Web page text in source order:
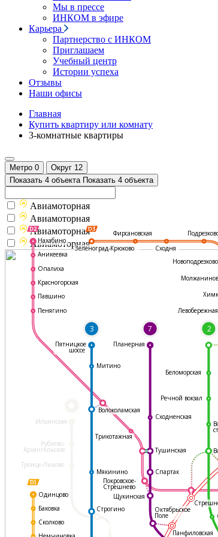
Мы в прессе
ИНКОМ в эфире
Карьера
Партнерство с ИНКОМ
Приглашаем
Учебный центр
Истории успеха
Отзывы
Наши офисы
Главная
Купить квартиру или комнату
3-комнатные квартиры
Метро 0 Округ 12
Показать 4 объекта Показать 4 объекта
Ильинская
Рублево-
Архангельское
Троице-Лыково
3 7 2
Фирсановская
Сходня
Новоподрезково
Левобережная
Сходненская
Трикотажная
Волоколамская
Тушинская
Мякинино
Строгино
Митино
Нахабино
Аникеевка
Опалиха
Красногорская
Павшино
Пенягино
Одинцово
Баковка
Сколково
Пятницкое
шоссе
Планерная
Спартак
Щукинская
Октябрьское
Поле
Панфиловская
Речной вокзал
Беломорская
Покровское-
Стрешнево
Зеленоград-Крюково
Авиамоторная
Авиамоторная
Авиамоторная
Авиамоторная